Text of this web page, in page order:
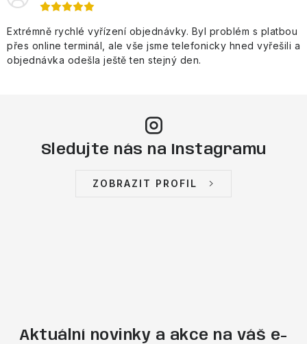
Extrémně rychlé vyřízení objednávky. Byl problém s platbou
přes online terminál, ale vše jsme telefonicky hned vyřešili a
objednávka odešla ještě ten stejný den.
Sledujte nás na Instagramu
ZOBRAZIT PROFIL
Aktuální novinky a akce na váš e-